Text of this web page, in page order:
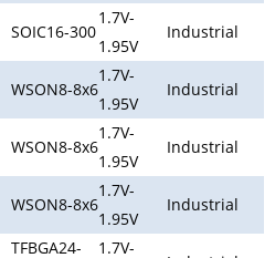
SOIC16-300
1.7V-
1.95V
Industrial
WSON8-8x6
1.7V-
1.95V
Industrial
WSON8-8x6
1.7V-
1.95V
Industrial
WSON8-8x6
1.7V-
1.95V
Industrial
TFBGA24-
1.7V-